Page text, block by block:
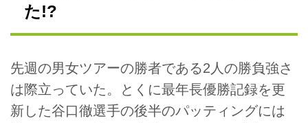
た!?
先週の男女ツアーの勝者である2人の勝負強さ
は際立っていた。とくに最年長優勝記録を更
新した谷口徹選手の後半のパッティングには